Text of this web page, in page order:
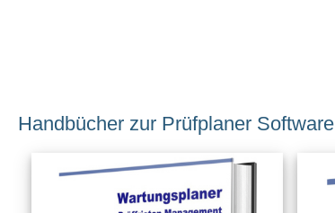
Handbücher zur Prüfplaner Software